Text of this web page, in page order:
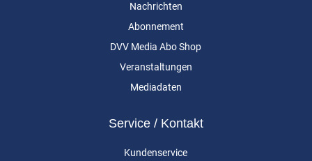
Nachrichten
Abonnement
DVV Media Abo Shop
Veranstaltungen
Mediadaten
Service / Kontakt
Kundenservice